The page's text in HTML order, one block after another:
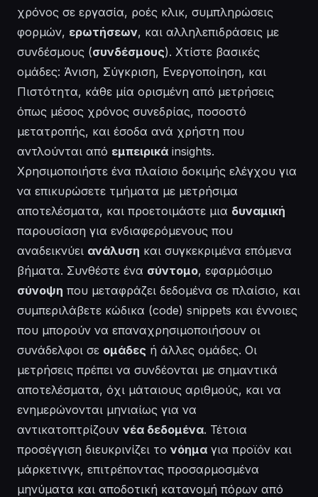
χρόνος σε εργασία, ροές κλικ, συμπληρώσεις
φορμών, ερωτήσεων, και αλληλεπιδράσεις με
συνδέσμους (συνδέσμους). Χτίστε βασικές
ομάδες: Άνιση, Σύγκριση, Ενεργοποίηση, και
Πιστότητα, κάθε μία ορισμένη από μετρήσεις
όπως μέσος χρόνος συνεδρίας, ποσοστό
μετατροπής, και έσοδα ανά χρήστη που
αντλούνται από εμπειρικά insights.
Χρησιμοποιήστε ένα πλαίσιο δοκιμής ελέγχου για
να επικυρώσετε τμήματα με μετρήσιμα
αποτελέσματα, και προετοιμάστε μια δυναμική
παρουσίαση για ενδιαφερόμενους που
αναδεικνύει ανάλυση και συγκεκριμένα επόμενα
βήματα. Συνθέστε ένα σύντομο, εφαρμόσιμο
σύνοψη που μεταφράζει δεδομένα σε πλαίσιο, και
συμπεριλάβετε κώδικα (code) snippets και έννοιες
που μπορούν να επαναχρησιμοποιήσουν οι
συνάδελφοι σε ομάδες ή άλλες ομάδες. Οι
μετρήσεις πρέπει να συνδέονται με σημαντικά
αποτελέσματα, όχι μάταιους αριθμούς, και να
ενημερώνονται μηνιαίως για να
αντικατοπτρίζουν νέα δεδομένα. Τέτοια
προσέγγιση διευκρινίζει το νόημα για προϊόν και
μάρκετινγκ, επιτρέποντας προσαρμοσμένα
μηνύματα και αποδοτική κατανομή πόρων από